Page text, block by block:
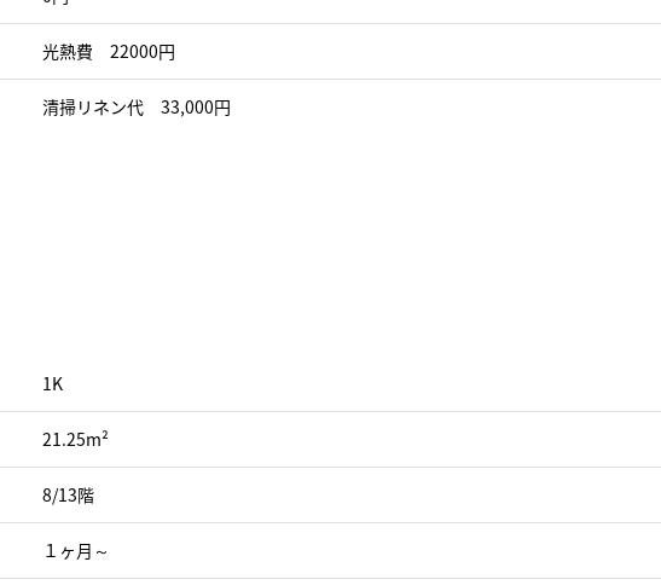
光熱費 22000円
清掃リネン代 33,000円
1K
21.25m²
8/13階
１ヶ月～